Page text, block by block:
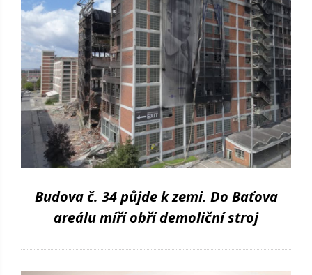
Budova č. 34 půjde k zemi. Do Baťova
areálu míří obří demoliční stroj